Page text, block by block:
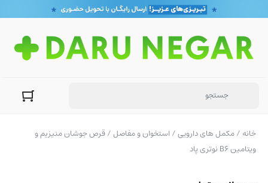
خانه /مکمل های دارویی/ استخوان و مفاصل/ قرص جوشان منیزیم و
ویتامین B6 نوتری پاد